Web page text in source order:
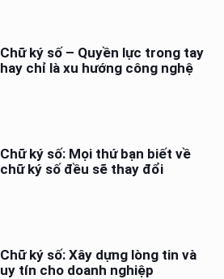
Chữ ký số – Quyền lực trong tay
hay chỉ là xu hướng công nghệ
Chữ ký số: Mọi thứ bạn biết về
chữ ký số đều sẽ thay đổi
Chữ ký số: Xây dựng lòng tin và
uy tín cho doanh nghiệp